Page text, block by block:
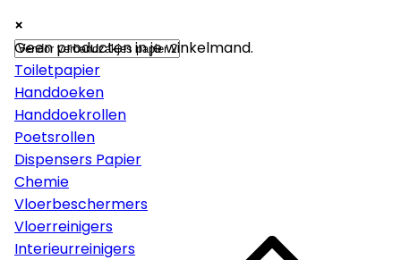
×
Papier
Toiletpapier
Handdoeken
Handdoekrollen
Poetsrollen
Dispensers Papier
Chemie
Vloerbeschermers
Vloerreinigers
Interieurreinigers
×
×
Geen producten in je winkelmand.